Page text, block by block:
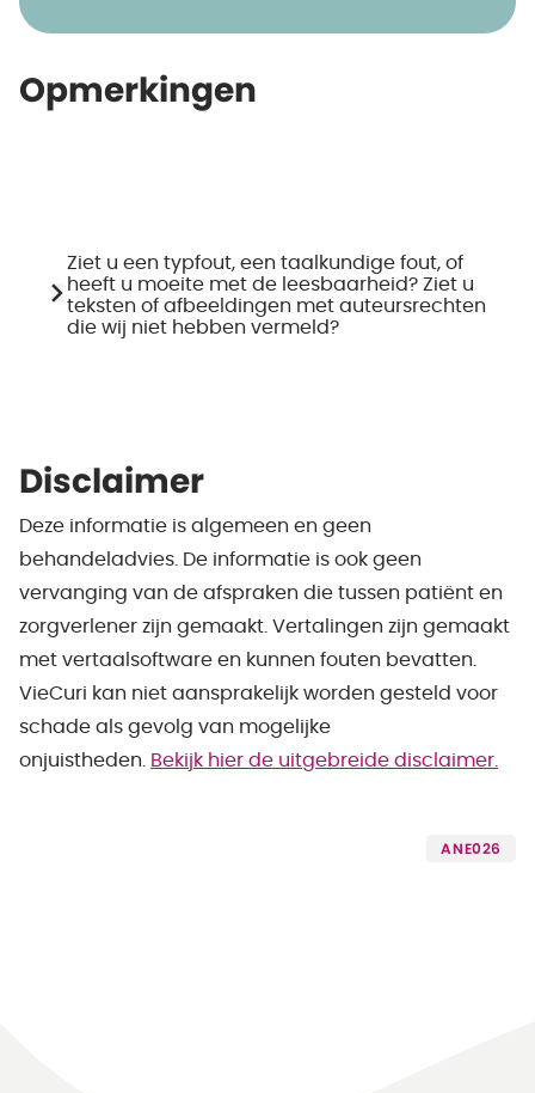
Opmerkingen
Ziet u een typfout, een taalkundige fout, of
heeft u moeite met de leesbaarheid? Ziet u
teksten of afbeeldingen met auteursrechten
die wij niet hebben vermeld?
Disclaimer
Deze informatie is algemeen en geen
behandeladvies. De informatie is ook geen
vervanging van de afspraken die tussen patiënt en
zorgverlener zijn gemaakt. Vertalingen zijn gemaakt
met vertaalsoftware en kunnen fouten bevatten.
VieCuri kan niet aansprakelijk worden gesteld voor
schade als gevolg van mogelijke
onjuistheden.
Bekijk hier de uitgebreide disclaimer.
ANE026